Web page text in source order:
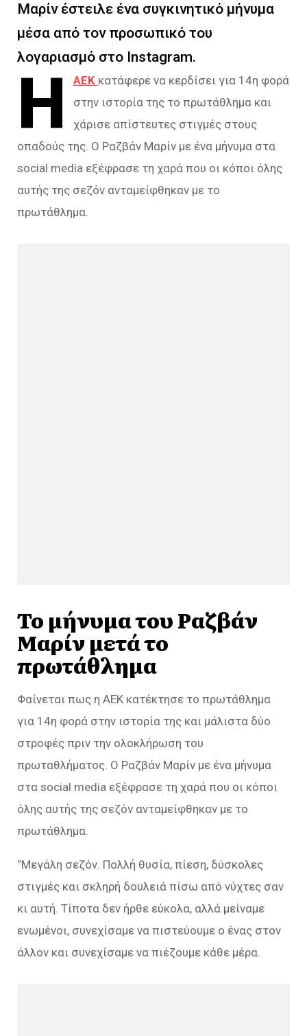
Μαρίν έστειλε ένα συγκινητικό μήνυμα
μέσα από τον προσωπικό του
λογαριασμό στο Instagram.
Η ΑΕΚ κατάφερε να κερδίσει για 14η φορά
στην ιστορία της το πρωτάθλημα και
χάρισε απίστευτες στιγμές στους
οπαδούς της. Ο Ραζβάν Μαρίν με ένα μήνυμα στα
social media εξέφρασε τη χαρά που οι κόποι όλης
αυτής της σεζόν ανταμείφθηκαν με το
πρωτάθλημα.
Το μήνυμα του Ραζβάν
Μαρίν μετά το
πρωτάθλημα
Φαίνεται πως η ΑΕΚ κατέκτησε το πρωτάθλημα
για 14η φορά στην ιστορία της και μάλιστα δύο
στροφές πριν την ολοκλήρωση του
πρωταθλήματος. Ο Ραζβάν Μαρίν με ένα μήνυμα
στα social media εξέφρασε τη χαρά που οι κόποι
όλης αυτής της σεζόν ανταμείφθηκαν με το
πρωτάθλημα.
“Μεγάλη σεζόν. Πολλή θυσία, πίεση, δύσκολες
στιγμές και σκληρή δουλειά πίσω από νύχτες σαν
κι αυτή. Τίποτα δεν ήρθε εύκολα, αλλά μείναμε
ενωμένοι, συνεχίσαμε να πιστεύουμε ο ένας στον
άλλον και συνεχίσαμε να πιέζουμε κάθε μέρα.